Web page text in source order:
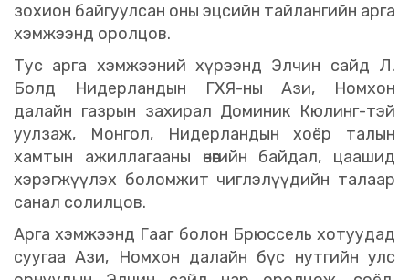
зохион байгуулсан оны эцсийн тайлангийн арга
хэмжээнд оролцов.
Тус арга хэмжээний хүрээнд Элчин сайд Л.
Болд Нидерландын ГХЯ-ны Ази, Номхон
далайн газрын захирал Доминик Кюлинг-тэй
уулзаж, Монгол, Нидерландын хоёр талын
хамтын ажиллагааны өнөөгийн байдал, цаашид
хэрэгжүүлэх боломжит чиглэлүүдийн талаар
санал солилцов.
Арга хэмжээнд Гааг болон Брюссель хотуудад
суугаа Ази, Номхон далайн бүс нутгийн улс